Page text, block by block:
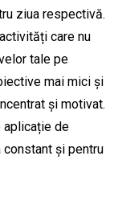
ziua respectivă.
care nu
tale pe
mai mici și
și motivat.
aplicație de
și pentru